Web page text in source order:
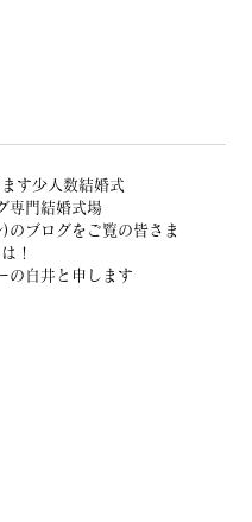
す少人数結婚式
専門結婚式場
ブログをご覧の皆さま
！
の白井と申します